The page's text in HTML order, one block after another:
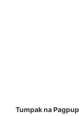
Tumpak na